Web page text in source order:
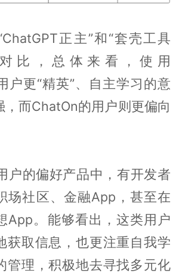
正主”和“套壳工具
对比，总体来看，使用
户更“精英”、自主学习的意
，而ChatOn的用户则更偏向
户的偏好产品中，有开发者
场社区、金融App，甚至在
App。能够看出，这类用户
获取信息，也更注重自我学
管理，积极地去寻找多元化